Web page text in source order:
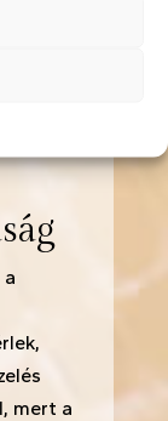
ne
nem
a
mert a